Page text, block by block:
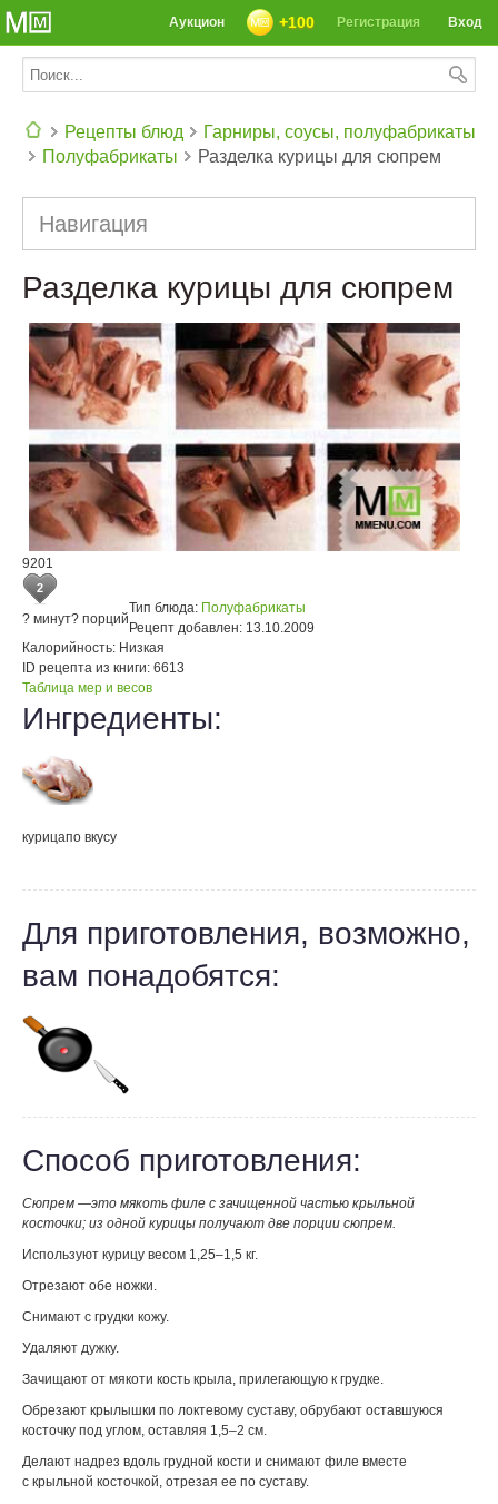
Вход
Регистрация
+100
Аукцион
Рецепты блюд
Гарниры, соусы, полуфабрикаты
Полуфабрикаты
Разделка курицы для сюпрем
Навигация
Разделка курицы для сюпрем
9201
2
? минут? порций
Тип блюда: Полуфабрикаты
Рецепт добавлен: 13.10.2009
Калорийность: Низкая
ID рецепта из книги: 6613
Таблица мер и весов
Ингредиенты:
курицапо вкусу
Для приготовления, возможно,
вам понадобятся:
Способ приготовления:
Сюпрем —это мякоть филе с зачищенной частью крыльной
косточки; из одной курицы получают две порции сюпрем.
Используют курицу весом 1,25–1,5 кг.
Отрезают обе ножки.
Снимают с грудки кожу.
Удаляют дужку.
Зачищают от мякоти кость крыла, прилегающую к грудке.
Обрезают крылышки по локтевому суставу, обрубают оставшуюся
косточку под углом, оставляя 1,5–2 см.
Делают надрез вдоль грудной кости и снимают филе вместе
с крыльной косточкой, отрезая ее по суставу.